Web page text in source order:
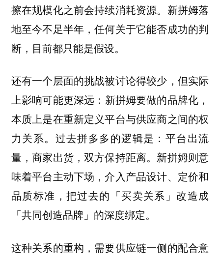
擦在规模化之前会持续消耗资源。新拼姆落
地至今不足半年，任何关于它能否成功的判
断，目前都只能是假设。
还有一个层面的挑战被讨论得较少，但实际
上影响可能更深远： 新拼姆要做的品牌化，
本质上是在重新定义平台与供应商之间的权
力关系。 过去拼多多的逻辑是：平台出流
量，商家出货，双方保持距离。新拼姆则意
味着平台主动下场，介入产品设计、定价和
品质标准，把过去的「买卖关系」改造成
「共同创造品牌」的深度绑定。
这种关系的重构，需要供应链一侧的配合意